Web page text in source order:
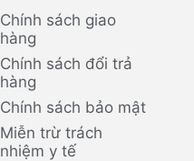
Chính sách giao
hàng
Chính sách đổi trả
hàng
Chính sách bảo mật
Miễn trừ trách
nhiệm y tế